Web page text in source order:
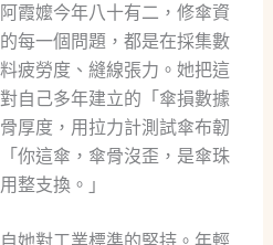
霞嬤今年八十有二，修傘資
每一個問題，都是在採集數
疲勞度、縫線張力。她把這
自己多年建立的「傘損數據
厚度，用拉力計測試傘布韌
你這傘，傘骨沒歪，是傘珠
整支換。」